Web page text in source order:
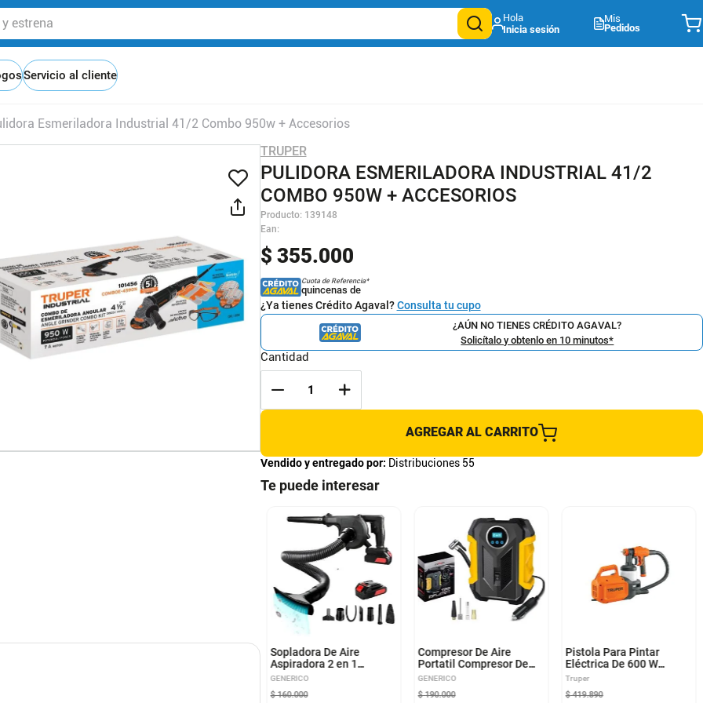
Mis
Pedidos
Servicio al cliente
Esmeriladora Industrial 41/2 Combo 950w + Accesorios
TRUPER
PULIDORA ESMERILADORA INDUSTRIAL 41/2
COMBO 950W + ACCESORIOS
Producto: 139148
Ean:
$ 355.000
Cuota de Referencia*
quincenas de
¿Ya tienes Crédito Agaval?Consulta tu cupo
¿AÚN NO TIENES CRÉDITO AGAVAL?
Solicítalo y obtenlo en 10 minutos*
Cantidad
AGREGAR AL CARRITO
Vendido y entregado por: Distribuciones 55
Te puede interesar
Sopladora De Aire
Aspiradora 2 en 1
Sopladora 2 Baterias 24V
GENERICO
$ 160.000
Compresor De Aire
Portatil Compresor De
Aire 150PSI Compresor
GENERICO
$ 190.000
Pistola Para Pintar
Eléctrica De 600 W
Truper Original
Truper
$ 419.890